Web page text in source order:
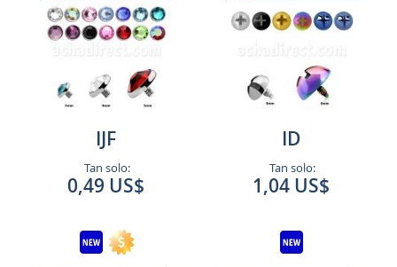
IJF
Tan solo:
0,49 US$
ID
Tan solo:
1,04 US$